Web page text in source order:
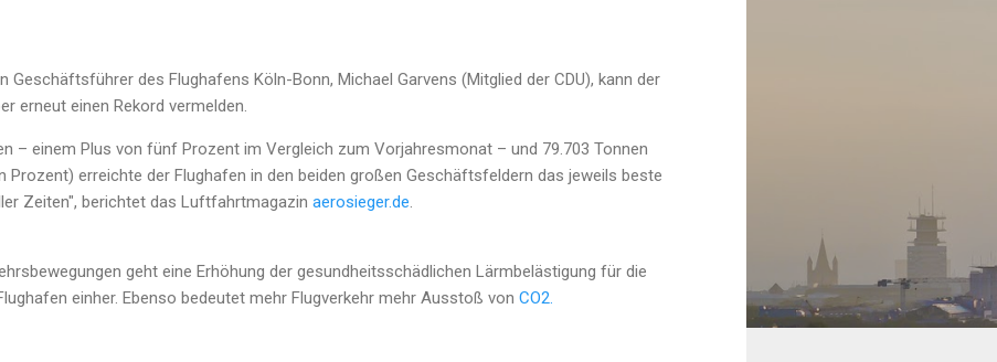
Geschäftsführer des Flughafens Köln-Bonn, Michael Garvens (Mitglied der CDU), kann der
erneut einen Rekord vermelden.
– einem Plus von fünf Prozent im Vergleich zum Vorjahresmonat – und 79.703 Tonnen
Prozent) erreichte der Flughafen in den beiden großen Geschäftsfeldern das jeweils beste
Zeiten", berichtet das Luftfahrtmagazin aerosieger.de
geht eine Erhöhung der gesundheitsschädlichen Lärmbelästigung für die
einher. Ebenso bedeutet mehr Flugverkehr mehr Ausstoß von CO2.